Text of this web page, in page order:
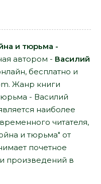
и тюрьма -
автором - Василий
бесплатно и
Жанр книги
- Василий
наиболее
читателя,
и тюрьма" от
почетное
произведений в